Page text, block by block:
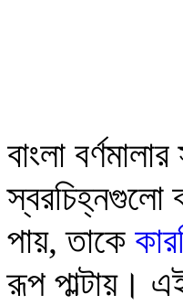
বাংলা
স্বরচিহ্নগুলো
পায়, তাকে
রূপ পাল্টায়।